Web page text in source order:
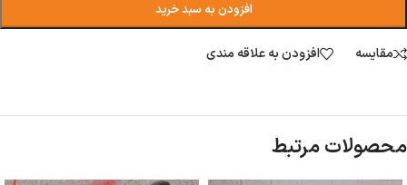
افزودن به سبد خرید
مقایسه افزودن به علاقه مندی
محصولات مرتبط